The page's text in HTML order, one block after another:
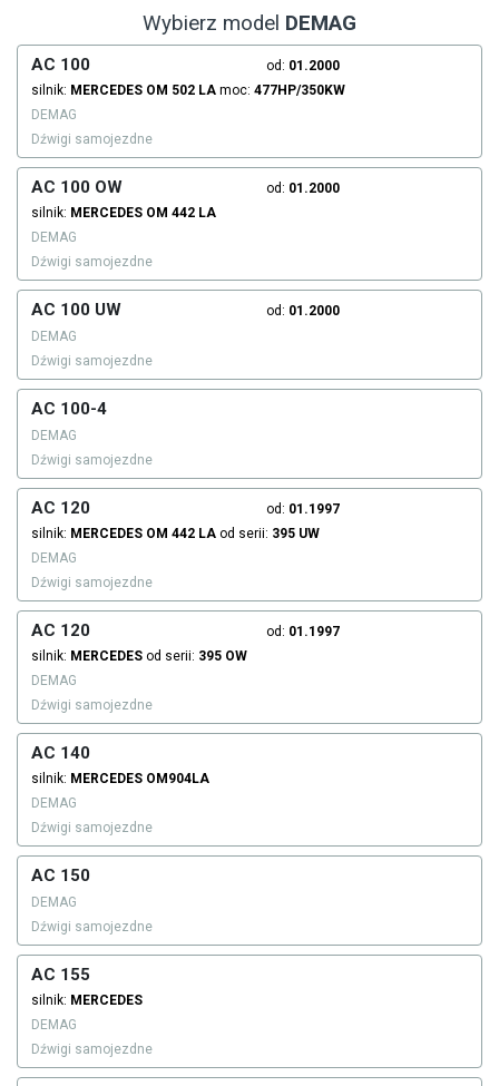
Wybierz model DEMAG
AC 100 od: 01.2000
silnik: MERCEDES OM 502 LA moc: 477HP/350KW
DEMAG
Dźwigi samojezdne
AC 100 OW od: 01.2000
silnik: MERCEDES OM 442 LA
DEMAG
Dźwigi samojezdne
AC 100 UW od: 01.2000
DEMAG
Dźwigi samojezdne
AC 100-4
DEMAG
Dźwigi samojezdne
AC 120 od: 01.1997
silnik: MERCEDES OM 442 LA od serii: 395 UW
DEMAG
Dźwigi samojezdne
AC 120 od: 01.1997
silnik: MERCEDES od serii: 395 OW
DEMAG
Dźwigi samojezdne
AC 140
silnik: MERCEDES OM904LA
DEMAG
Dźwigi samojezdne
AC 150
DEMAG
Dźwigi samojezdne
AC 155
silnik: MERCEDES
DEMAG
Dźwigi samojezdne